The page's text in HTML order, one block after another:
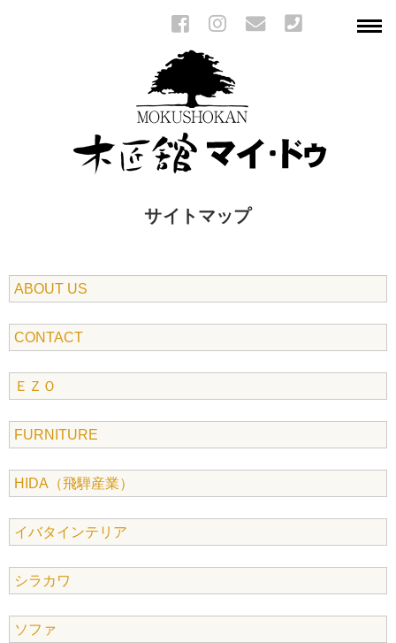
サイトマップ
ABOUT US
CONTACT
ＥＺＯ
FURNITURE
HIDA（飛騨産業）
イバタインテリア
シラカワ
ソファ